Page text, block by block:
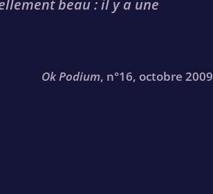
beau : il y a une
Ok Podium, n°16, octobre 2009